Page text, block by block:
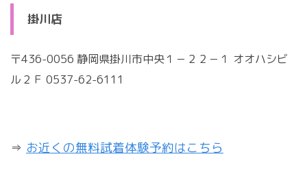
掛川店
〒436-0056 静岡県掛川市中央１－２２－１ オオハシビ
ル２Ｆ 0537-62-6111
⇒ お近くの無料試着体験予約はこちら